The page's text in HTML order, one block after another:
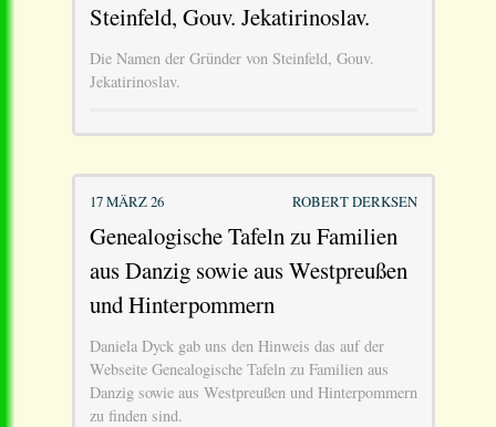
Steinfeld, Gouv. Jekatirinoslav.
Die Namen der Gründer von Steinfeld, Gouv.
Jekatirinoslav.
17 MÄRZ 26 ROBERT DERKSEN
Genealogische Tafeln zu Familien
aus Danzig sowie aus Westpreußen
und Hinterpommern
Daniela Dyck gab uns den Hinweis das auf der
Webseite Genealogische Tafeln zu Familien aus
Danzig sowie aus Westpreußen und Hinterpommern
zu finden sind.